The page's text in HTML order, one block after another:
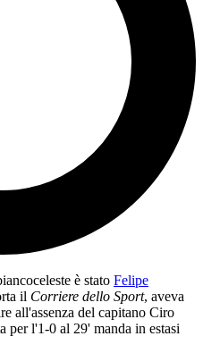
è stato Felipe
il Corriere dello Sport, aveva
all'assenza del capitano Ciro
per l'1-0 al 29' manda in estasi